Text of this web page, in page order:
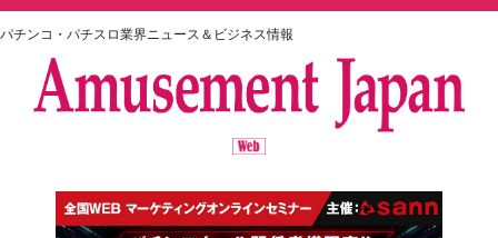
パチンコ・パチスロ業界ニュース＆ビジネス情報